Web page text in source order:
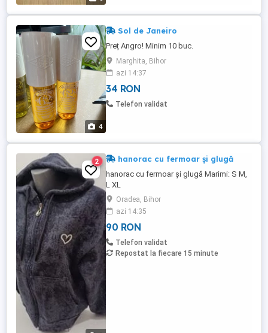
4
Sol de Janeiro
Preț Angro! Minim 10 buc.
Marghita, Bihor
azi 14:37
34 RON
Telefon validat
2 hanorac cu fermoar și glugă
hanorac cu fermoar și glugă Marimi: S M,
L XL
Oradea, Bihor
azi 14:35
90 RON
Telefon validat
Repostat la fiecare 15 minute